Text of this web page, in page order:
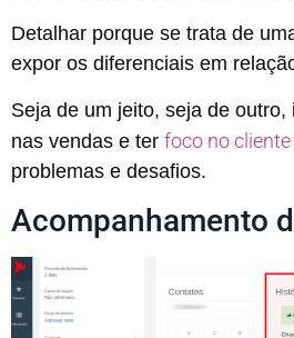
Detalhar porque se trata de
expor os diferenciais em
Seja de um jeito, seja de
nas vendas e ter foco no cliente
problemas e desafios.
Acompanhamento